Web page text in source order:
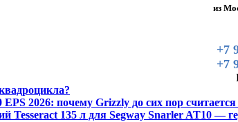
из
+7
+7
EPS 2026: почему Grizzly до сих пор
Tesseract 135 л для Segway Snarler AT10 —